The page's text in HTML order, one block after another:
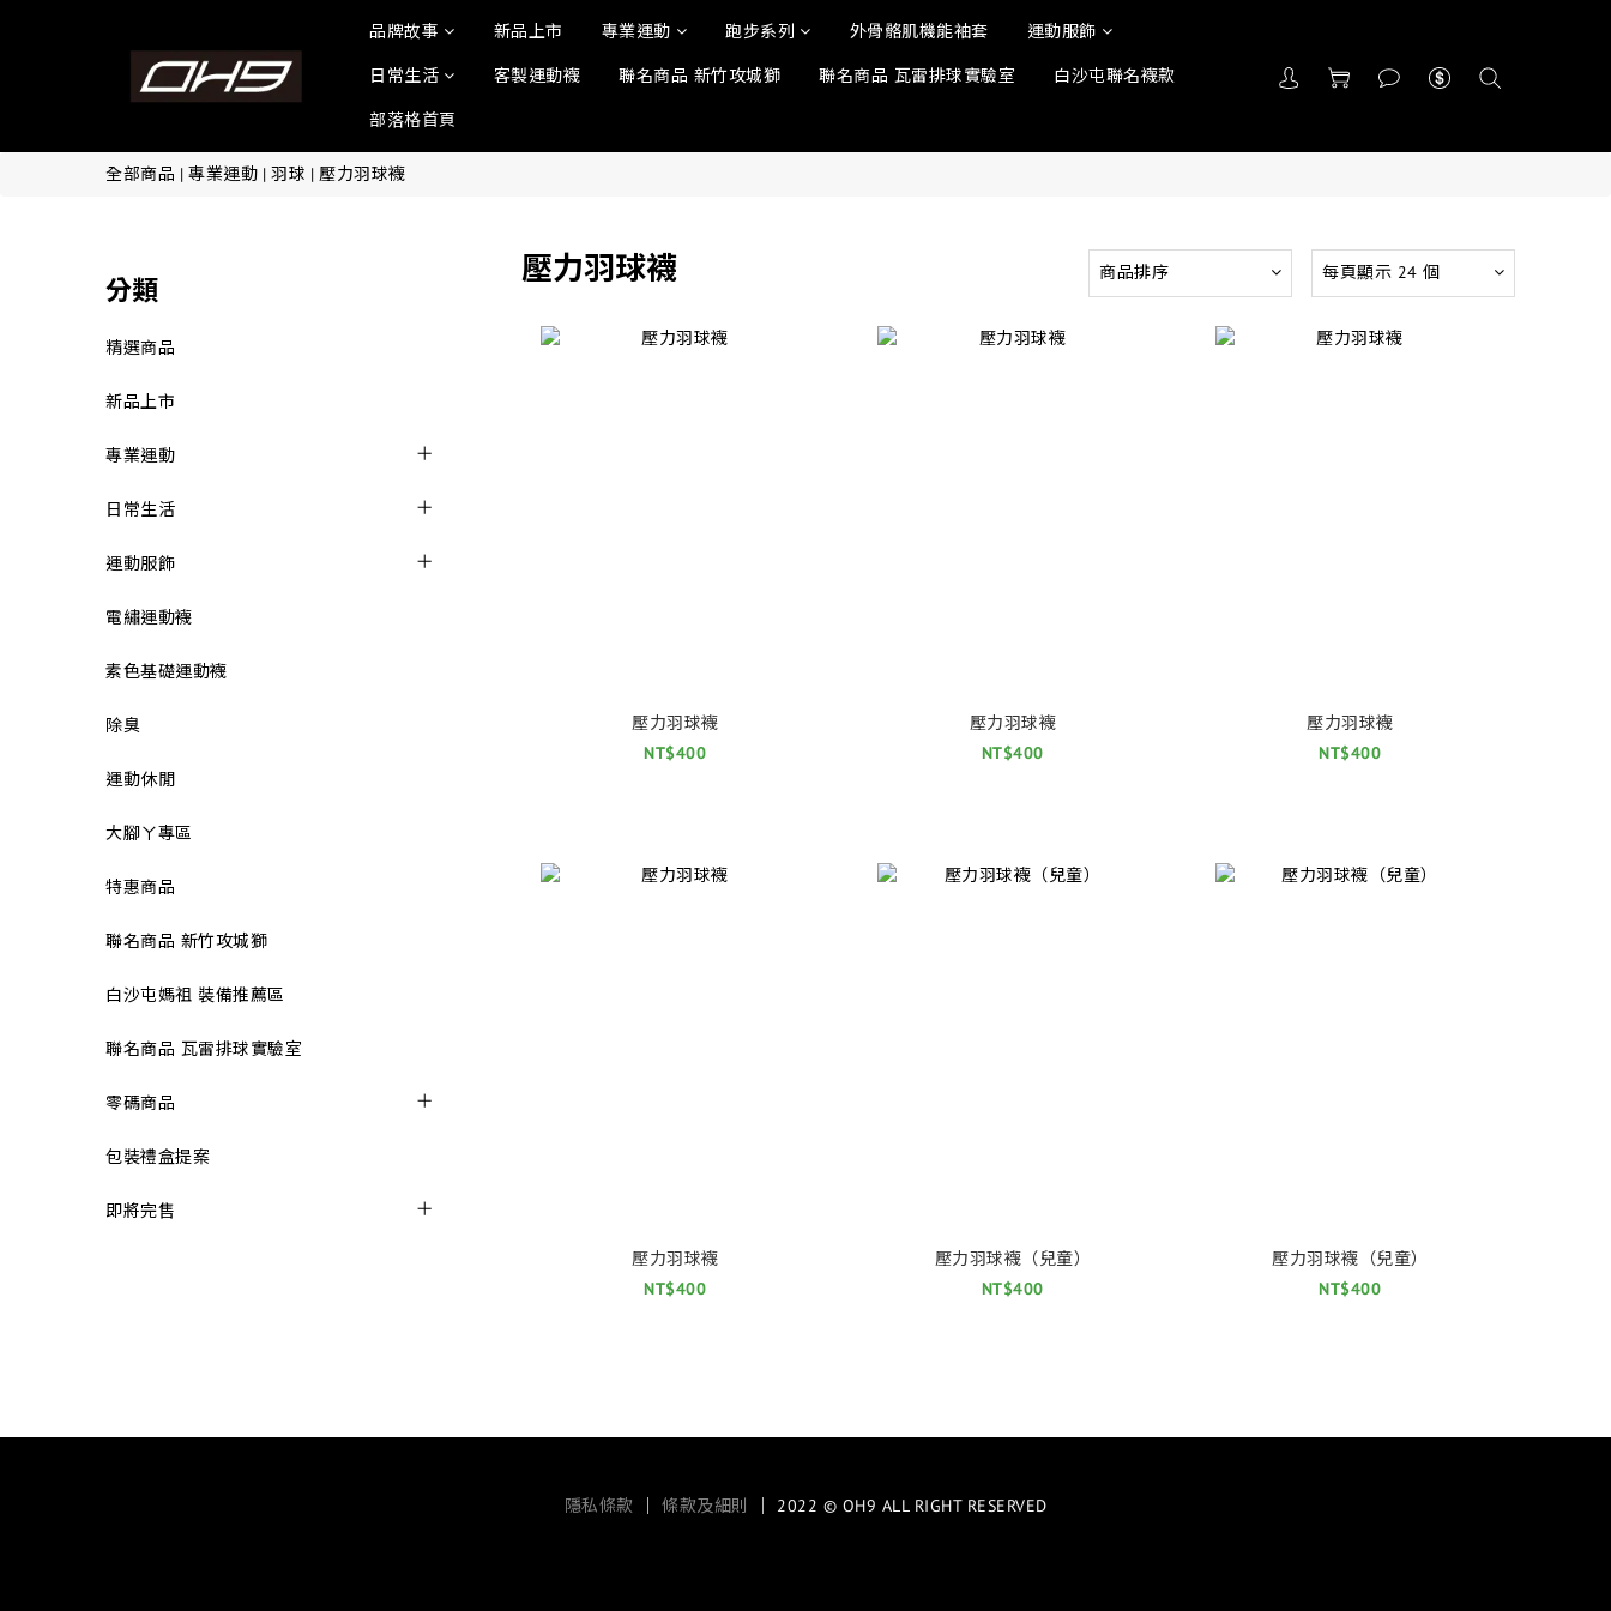
品牌故事 新品上市 專業運動 跑步系列 外骨骼肌機能袖套 運動服飾
日常生活 客製運動襪 聯名商品 新竹攻城獅 聯名商品 瓦雷排球實驗室 白沙屯聯名襪款
部落格首頁
全部商品 | 專業運動 | 羽球 | 壓力羽球襪
分類
精選商品
新品上市
專業運動
日常生活
運動服飾
電繡運動襪
素色基礎運動襪
除臭
運動休閒
大腳ㄚ專區
特惠商品
聯名商品 新竹攻城獅
白沙屯媽祖 裝備推薦區
聯名商品 瓦雷排球實驗室
零碼商品
包裝禮盒提案
即將完售
壓力羽球襪 商品排序 每頁顯示 24 個
壓力羽球襪
NT$400
壓力羽球襪
NT$400
壓力羽球襪
NT$400
壓力羽球襪
NT$400
壓力羽球襪（兒童）
NT$400
壓力羽球襪（兒童）
NT$400
隱私條款 條款及細則 ｜ 2022 © OH9 ALL RIGHT RESERVED